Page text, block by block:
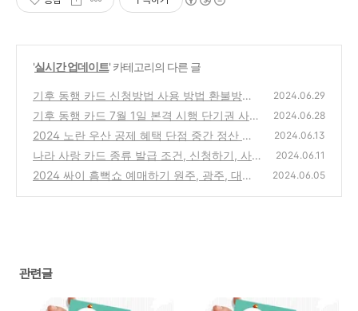
'실시간 업데이트' 카테고리의 다른 글
기후 동행 카드 신청방법 사용 방법 환불방법
K패스와 비교
(0)
2024.06.29
기후 동행 카드 7월 1일 본격 시행 단기권 사
용, 문화 시설과 청년 할인 혜택
(0)
2024.06.28
2024 노란 우산 공제 혜택 단점 중간 정산 가
입하기 해지하기
(0)
2024.06.13
나라 사랑 카드 종류 발급 조건, 신청하기, 사
용 기간, 혜택 안내
(0)
2024.06.11
2024 싸이 흠뻑쇼 예매하기 원주, 광주, 대구,
2024.06.05
관련글